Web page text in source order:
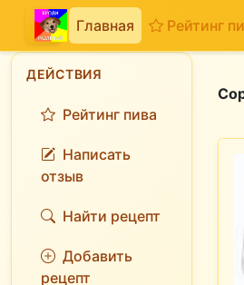
Главная Рейтинг
ДЕЙСТВИЯ
Рейтинг пива
Написать
отзыв
Найти рецепт
Добавить
рецепт